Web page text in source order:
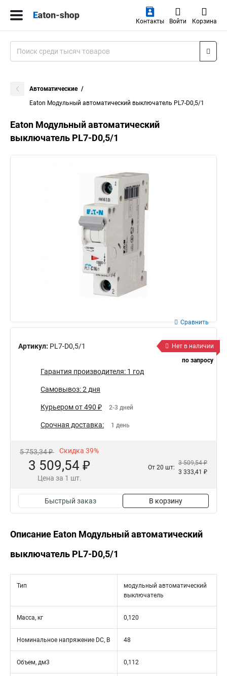
Контакты Войти Корзина
Автоматические
Eaton Модульный автоматический выключатель PL7-D0,5/1
Eaton Модульный автоматический
выключатель PL7-D0,5/1
Артикул: PL7-D0,5/1
Сравнить
Нет в наличии
по запросу
Гарантия производителя: 1 год
Самовывоз: 2 дня
Курьером от 490 ₽ 2-3 дней
Срочная доставка: 1 день
5 753,34 ₽ Скидка 39%
3 509,54 ₽
Цена за 1 шт.
От 20 шт:
3 509,54 ₽
3 333,41 ₽
Быстрый заказ В корзину
Описание Eaton Модульный автоматический
выключатель PL7-D0,5/1
Тип
модульный автоматический
выключатель
Масса, кг 0,120
Номинальное напряжение DC, В 48
Объем, дм3 0,112